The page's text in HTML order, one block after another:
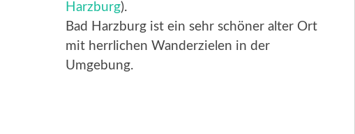
Harzburg).
Bad Harzburg ist ein sehr schöner alter Ort
mit herrlichen Wanderzielen in der
Umgebung.